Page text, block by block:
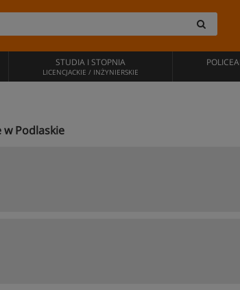
STUDIA I STOPNIA
LICENCJACKIE / INŻYNIERSKIE
w Podlaskie